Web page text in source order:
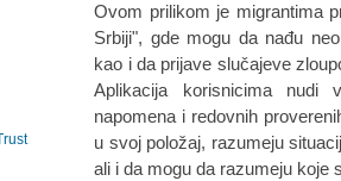
Ovom prilikom je migrantima
Srbiji", gde mogu da nađu
kao i da prijave slučajeve
Aplikacija korisnicima nudi
napomena i redovnih
u svoj položaj, razumeju
ali i da mogu da razumeju